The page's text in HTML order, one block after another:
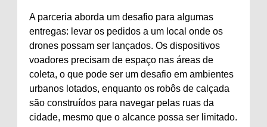
A parceria aborda um desafio para algumas
entregas: levar os pedidos a um local onde os
drones possam ser lançados. Os dispositivos
voadores precisam de espaço nas áreas de
coleta, o que pode ser um desafio em ambientes
urbanos lotados, enquanto os robôs de calçada
são construídos para navegar pelas ruas da
cidade, mesmo que o alcance possa ser limitado.